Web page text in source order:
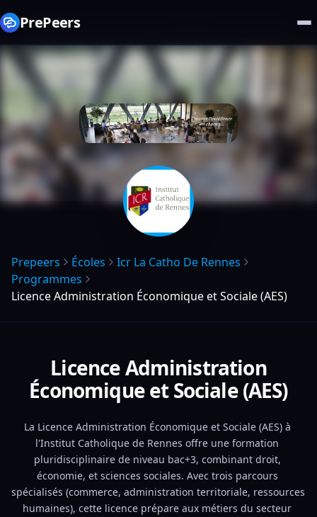
PrePeers
Prepeers Écoles
Icr La Catho De Rennes
Programmes
Licence Administration Économique et Sociale (AES)
Licence Administration
Économique et Sociale (AES)
La Licence Administration Économique et Sociale (AES) à
l'Institut Catholique de Rennes offre une formation
pluridisciplinaire de niveau bac+3, combinant droit,
économie, et sciences sociales. Avec trois parcours
spécialisés (commerce, administration territoriale, ressources
humaines), cette licence prépare aux métiers du secteur